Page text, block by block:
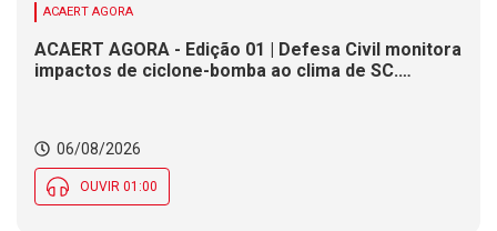
ACAERT AGORA
ACAERT AGORA - Edição 01 | Defesa Civil monitora
impactos de ciclone-bomba ao clima de SC.
seletivo nesta quinta (6)
06/08/2026
OUVIR 01:00